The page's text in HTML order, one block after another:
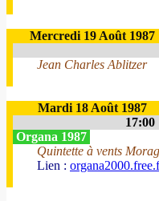
Mercredi 19 Août 1987
Jean Charles Ablitzer
Mardi 18 Août 1987
17:00
Organa 1987
Quintette à vents
Lien :